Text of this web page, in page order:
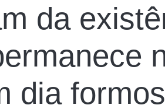
da
dia